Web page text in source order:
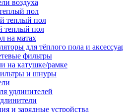
воздуха
пол
теплый пол
теплый пол
на матах
для тёплого пола и
фильтры
на катушке/рамке
и шнуры
удлинителей
и зарядные устройства